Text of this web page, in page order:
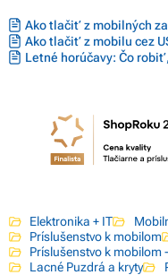
Ako tlačiť z mobilných
Ako tlačiť z mobilu cez
Letné horúčavy: Čo
Elektronika + IT
Príslušenstvo k mobilom
Príslušenstvo k mobilom
Lacné Puzdrá a kryty